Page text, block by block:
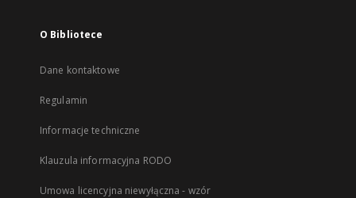
O Bibliotece
Dane kontaktowe
Regulamin
Informacje techniczne
Klauzula informacyjna RODO
Umowa licencyjna niewyłączna - wzór